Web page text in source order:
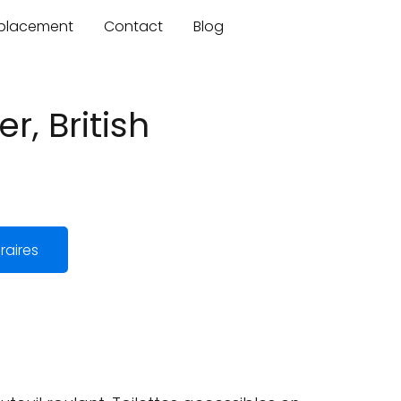
Contact Blog
British